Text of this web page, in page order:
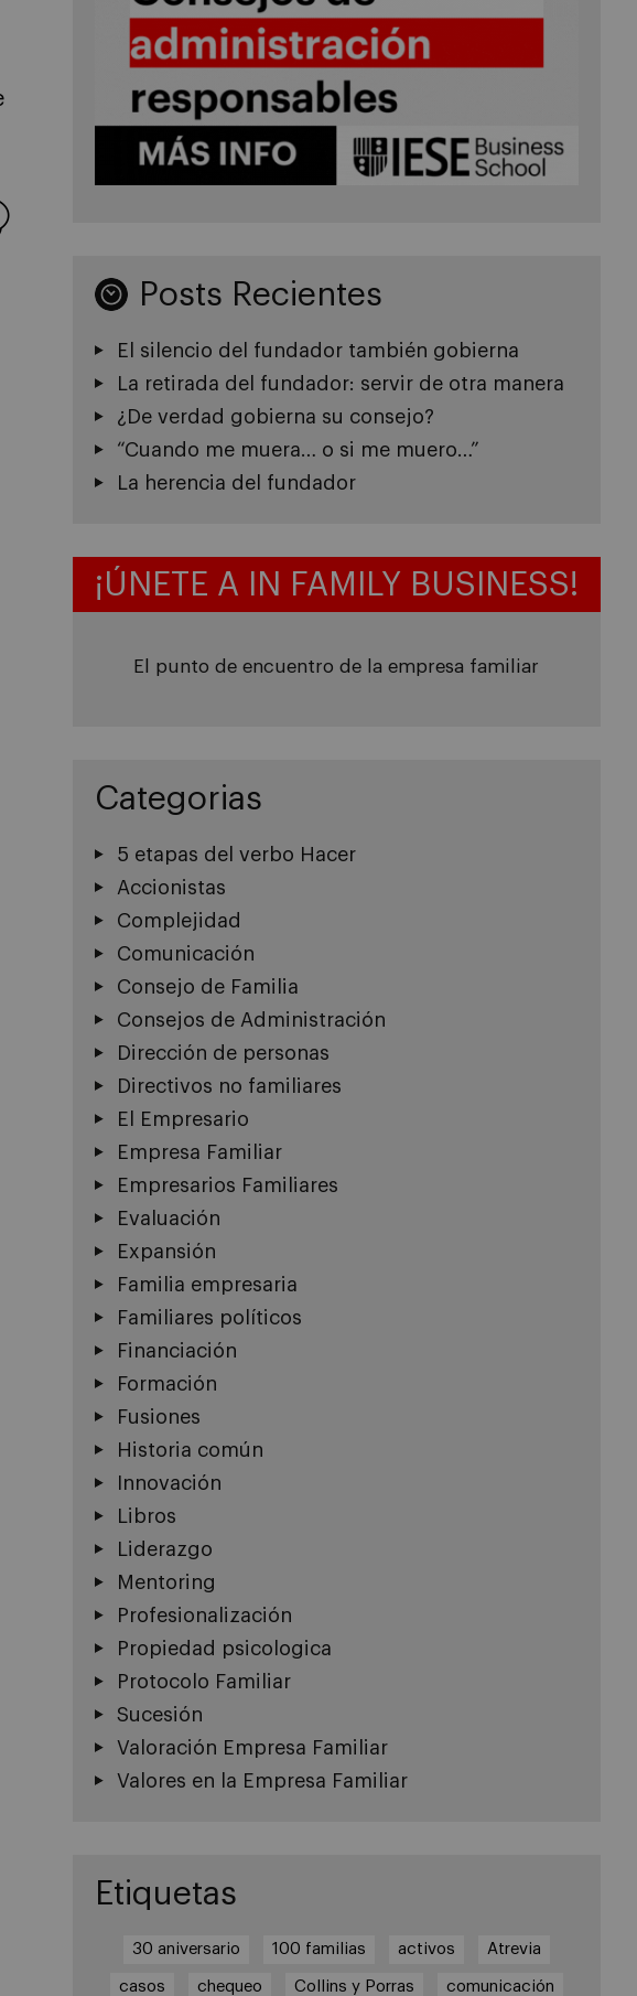
Posts Recientes
El silencio del fundador también gobierna
La retirada del fundador: servir de otra manera
¿De verdad gobierna su consejo?
“Cuando me muera… o si me muero…”
La herencia del fundador
¡ÚNETE A IN FAMILY BUSINESS!
El punto de encuentro de la empresa familiar
Categorias
5 etapas del verbo Hacer
Accionistas
Complejidad
Comunicación
Consejo de Familia
Consejos de Administración
Dirección de personas
Directivos no familiares
El Empresario
Empresa Familiar
Empresarios Familiares
Evaluación
Expansión
Familia empresaria
Familiares políticos
Financiación
Formación
Fusiones
Historia común
Innovación
Libros
Liderazgo
Mentoring
Profesionalización
Propiedad psicologica
Protocolo Familiar
Sucesión
Valoración Empresa Familiar
Valores en la Empresa Familiar
Etiquetas
30 aniversario 100 familias activos Atrevia
casos chequeo Collins y Porras comunicación